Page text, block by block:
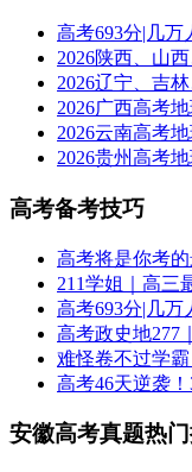
高考693分|几万
2026陕西、山
2026辽宁、吉
2026广西高考
2026云南高考
2026贵州高考
高考备考技巧
高考将是你考
211学姐｜高三
高考693分|几万
高考政史地277
难怪卷不过学
高考46天逆袭
安徽高考真题热